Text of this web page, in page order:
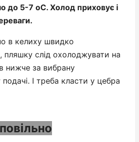
до 5-7 оС. Холод приховує і
в келиху швидко
пляшку слід охолоджувати на
нижче за вибрану
І треба класти у цебра